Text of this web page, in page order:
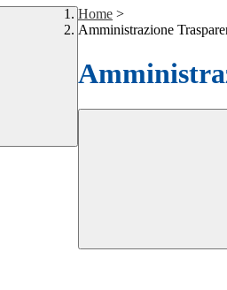
Home >
Amministrazione